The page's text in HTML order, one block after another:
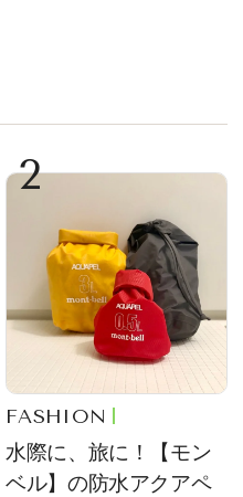
2
FASHION
水際に、旅に！【モン
ベル】の防水アクアペ